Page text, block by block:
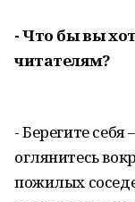
- Что бы вы
читателям?
- Берегите себя
оглянитесь
пожилых